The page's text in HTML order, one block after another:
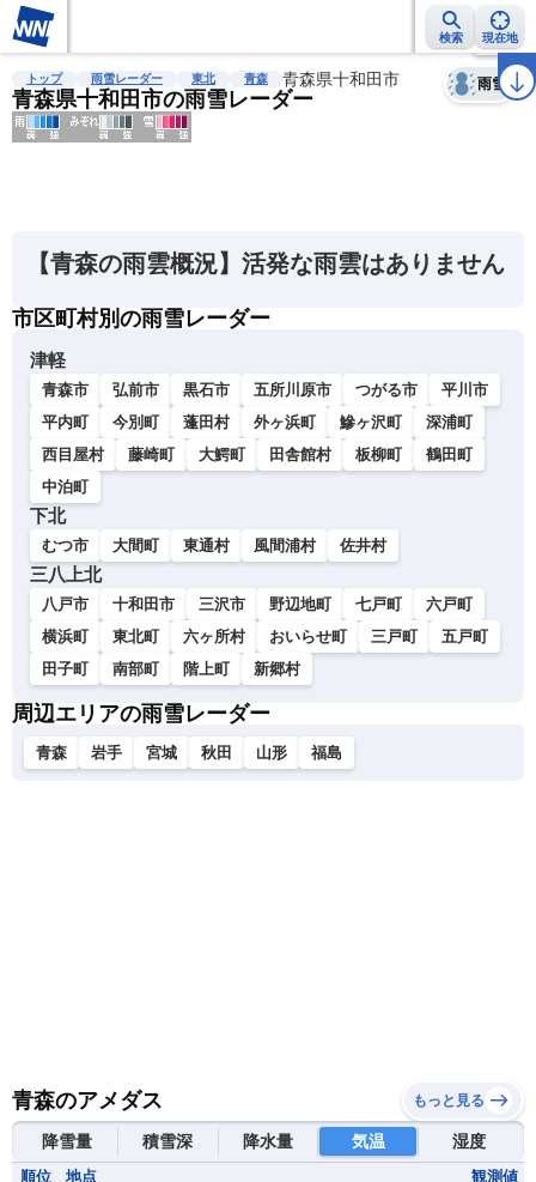
検索 現在地
雨雲レーダー 台風情報 地震情報 警報・注意報 2週間天気 ラ
トップ 雨雪レーダー 東北 青森 青森県十和田市
青森県十和田市の雨雪レーダー
雨雪
天気 台風
【青森の雨雲概況】活発な雨雲はありません
市区町村別の雨雪レーダー
津軽
青森市 弘前市 黒石市 五所川原市 つがる市
平川市
平内町
今別町 蓬田村 外ヶ浜町 鰺ヶ沢町
深浦町
西目屋村
藤崎町 大鰐町 田舎館村 板柳町
鶴田町
中泊町
下北
むつ市 大間町 東通村 風間浦村 佐井村
三八上北
八戸市 十和田市 三沢市 野辺地町 七戸町
六戸町
横浜町
東北町 六ヶ所村 おいらせ町 三戸町
五戸町
田子町
南部町 階上町 新郷村
周辺エリアの雨雪レーダー
青森 岩手 宮城 秋田 山形 福島
青森のアメダス もっと見る
降雪量 積雪深 降水量 気温 湿度
順位 地点 観測値